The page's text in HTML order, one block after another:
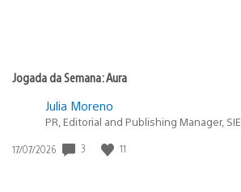
Jogada da Semana: Aura
Julia Moreno
PR, Editorial and Publishing Manager, SIE
Data
17/07/2026 3 11